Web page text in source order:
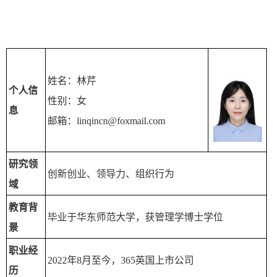
个人信
息
姓名：林芹
性别：女
邮箱：linqincn@foxmail.com
研究领
域
创新创业、领导力、组织行为
教育背
景
毕业于华东师范大学，获管理学博士学位
职业经
历
2022年8月至今，365英国上市公司